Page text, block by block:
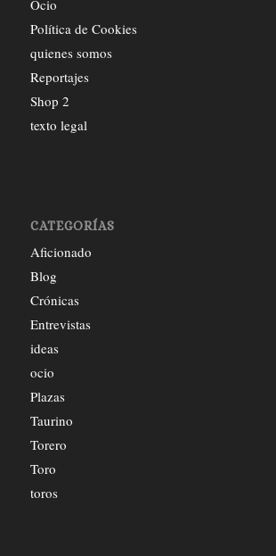
Ocio
Política de Cookies
quienes somos
Reportajes
Shop 2
texto legal
CATEGORÍAS
Aficionado
Blog
Crónicas
Entrevistas
ideas
ocio
Plazas
Taurino
Torero
Toro
toros